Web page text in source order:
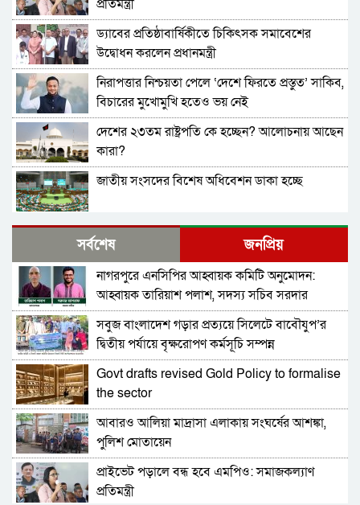
প্রতিমন্ত্রী
ড্যাবের প্রতিষ্ঠাবার্ষিকীতে চিকিৎসক সমাবেশের
উদ্বোধন করলেন প্রধানমন্ত্রী
নিরাপত্তার নিশ্চয়তা পেলে ‘দেশে ফিরতে প্রস্তুত’ সাকিব,
বিচারের মুখোমুখি হতেও ভয় নেই
দেশের ২৩তম রাষ্ট্রপতি কে হচ্ছেন? আলোচনায় আছেন
কারা?
জাতীয় সংসদের বিশেষ অধিবেশন ডাকা হচ্ছে
বগুড়ায় ও সিলেটে দুই ঘণ্টার ব্যবধানে সড়ক দুর্ঘটনায়
শিশুসহ প্রাণ গেল ১৫ জনের
বিমানবন্দরে ভিআইপি-সিআইপিসহ সবাইকে তল্লাশির
নির্দেশ
বিটিভির মহাপরিচালক হলেন কাজী জেসিন
র‍্যাব বিলুপ্ত করে আনা হচ্ছে নতুন বাহিনী
ভারত সফরের সিদ্ধান্ত প্রধানমন্ত্রী নেবেন: পররাষ্ট্র
প্রতিমন্ত্রী
সচিব পদে পদোন্নতি পেলেন জেসমিন নাহার
সর্বশেষ জনপ্রিয়
নাগরপুরে এনসিপির আহ্বায়ক কমিটি অনুমোদন:
আহ্বায়ক তারিয়াশ পলাশ, সদস্য সচিব সরদার
আশরাফ
সবুজ বাংলাদেশ গড়ার প্রত্যয়ে সিলেটে বাবৌযুপ’র
দ্বিতীয় পর্যায়ে বৃক্ষরোপণ কর্মসূচি সম্পন্ন
Govt drafts revised Gold Policy to formalise
the sector
আবারও আলিয়া মাদ্রাসা এলাকায় সংঘর্ষের আশঙ্কা,
পুলিশ মোতায়েন
প্রাইভেট পড়ালে বন্ধ হবে এমপিও: সমাজকল্যাণ
প্রতিমন্ত্রী